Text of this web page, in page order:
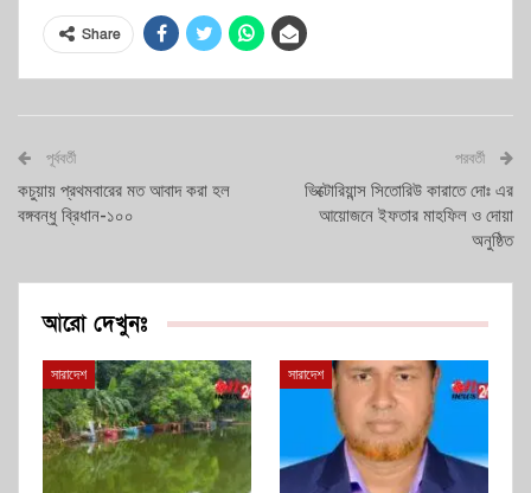
Share
পূর্ববর্তী
কচুয়ায় প্রথমবারের মত আবাদ করা হল
বঙ্গবন্ধু ব্রিধান-১০০
পরবর্তী
ভিক্টোরিয়ান্স সিতোরিউ কারাতে দোঃ এর
আয়োজনে ইফতার মাহফিল ও দোয়া
অনুষ্ঠিত
আরো দেখুনঃ
সারাদেশ সারাদেশ